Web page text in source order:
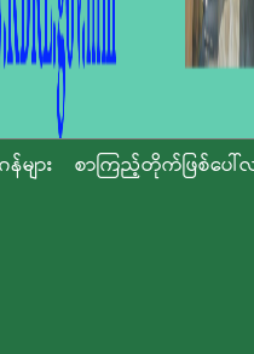
များ
စာကြည့်တိုက်ဖြစ်ပေါ်